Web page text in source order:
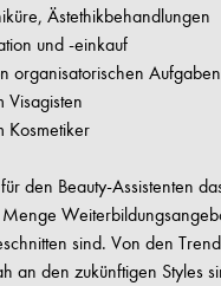
Ästethikbehandlungen
und -einkauf
organisatorischen Aufgaben
Visagisten
Kosmetiker
den Beauty-Assistenten
sind. Von den
an den zukünftigen Styles